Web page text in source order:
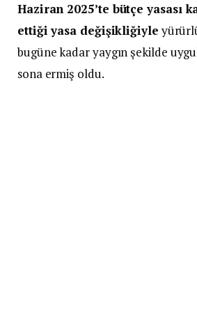
Haziran 2025’te bütçe yasası
ettiği yasa değişikliğiyle
bugüne kadar yaygın şekilde
sona ermiş oldu.